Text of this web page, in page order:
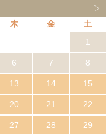
▷
木 金
土
1
6 7 8
13 14 15
20 21 22
27 28 29